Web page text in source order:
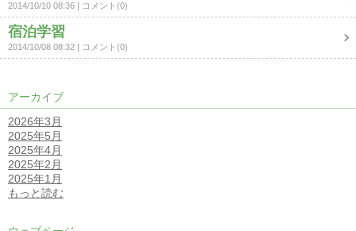
2014/10/10 08:36 コメント(0)
宿泊学習
2014/10/08 08:32 コメント(0)
アーカイブ
2026年3月
2025年5月
2025年4月
2025年2月
2025年1月
もっと読む